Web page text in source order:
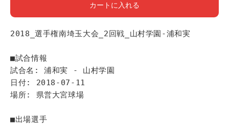
カートに入れる
2018_選手権南埼玉大会_2回戦_山村学園-浦和実
■試合情報
試合名: 浦和実 - 山村学園
日付: 2018-07-11
場所: 県営大宮球場
■出場選手